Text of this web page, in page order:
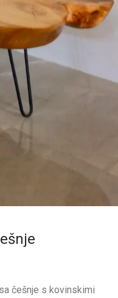
češnje s kovinskimi